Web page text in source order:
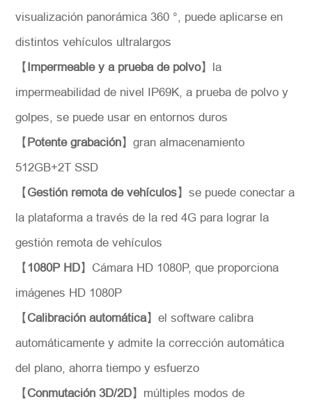
Solicitar
visualización panorámica 360 °, puede aplicarse en
distintos vehículos ultralargos
【 Impermeable y a prueba de polvo】
la
impermeabilidad de nivel IP69K, a prueba de polvo y
golpes, se puede usar en entornos duros
【 Potente grabación】gran almacenamiento
512GB+2T SSD
【 Gestión remota de vehículos】se puede conectar a
la plataforma a través de la red 4G para lograr la
gestión remota de vehículos
【 1080P HD】 Cámara HD 1080P, que proporciona
imágenes HD 1080P
【 Calibración automática】el software calibra
automáticamente y admite la corrección automática
del plano, ahorra tiempo y esfuerzo
【 Conmutación 3D/2D】 múltiples modos de